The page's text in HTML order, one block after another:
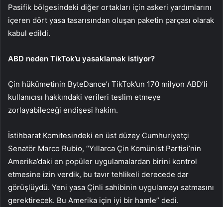
Pasifik bölgesindeki diğer ortakları için askeri yardımlarını
içeren dört yasa tasarısından oluşan paketin parçası olarak
kabul edildi.
ABD neden TikTok’u yasaklamak istiyor?
Çin hükümetinin ByteDance’ı TikTok’un 170 milyon ABD’li
kullanıcısı hakkındaki verileri teslim etmeye
zorlayabileceği endişesi hakim.
İstihbarat Komitesindeki en üst düzey Cumhuriyetçi
Senatör Marco Rubio, “Yıllarca Çin Komünist Partisi’nin
Amerika’daki en popüler uygulamalardan birini kontrol
etmesine izin verdik, bu tavır tehlikeli derecede dar
görüşlüydü. Yeni yasa Çinli sahibinin uygulamayı satmasını
gerektirecek. Bu Amerika için iyi bir hamle” dedi.